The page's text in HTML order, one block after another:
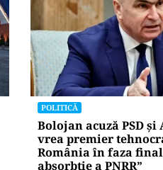
POLITICĂ
Bolojan acuză PSD și
vrea premier
România în faza
absorbţie a PNRR”